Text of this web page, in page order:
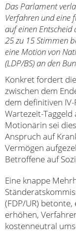
Das Parlament
Verfahren und eine
auf einen Entscheid
25 zu 15 Stimmen
eine Motion von
(LDP/BS) an den
Konkret fordert
zwischen dem
dem definitiven
Wartezeit-
Motionärin sei
Anspruch auf
Vermögen
Betroffene auf
Eine knappe
(FDP/UR)
erhöhen,
kostenneutral